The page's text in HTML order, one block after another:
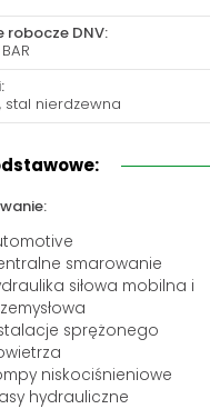
obsługi klienta:
+48 535 424 483
+48 665 001 660
jawor@chss.pl
robocze DNV:
stal nierdzewna
A213
min.
smarowanie
siłowa mobilna i
sprężonego
niskociśnieniowe
hydrauliczne